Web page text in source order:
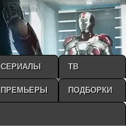
СЕРИАЛЫ ТВ
ПРЕМЬЕРЫ ПОДБОРКИ